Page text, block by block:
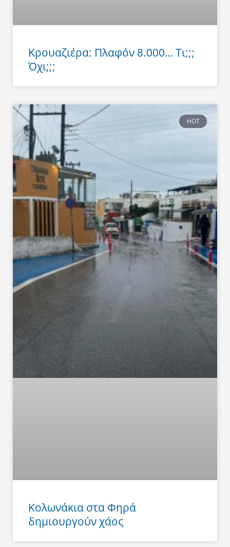
Κρουαζιέρα: Πλαφόν 8.000… Τι;;;
Όχι;;;
HOT
Κολωνάκια στα Φηρά
δημιουργούν χάος